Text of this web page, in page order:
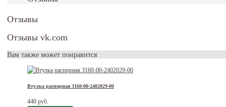
Отзывы
Отзывы vk.com
Вам также может понравится
Втулка распорная 3160-00-2402029-00
440 руб.